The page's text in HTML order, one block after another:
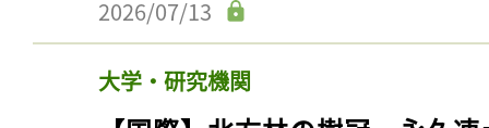
製造業
【国際】WP.29、レベル4自動
国は基準詳細化で一歩リード